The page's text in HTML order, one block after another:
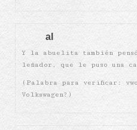
al
Y la abuelita también
leñador, que le puso una
(Palabra para verificar:
Volkswagen?)